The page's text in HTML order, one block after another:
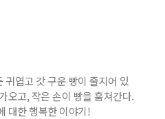
엽고 갓 구운 빵이 줄지어 있
오고, 작은 손이 빵을 훔쳐간다.
대한 행복한 이야기!